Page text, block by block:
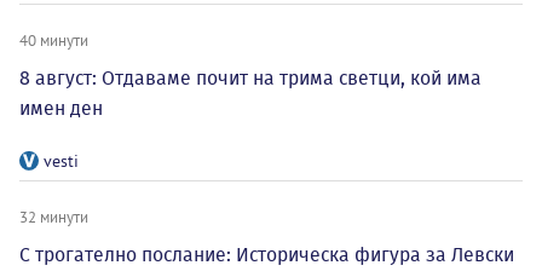
40 минути
8 август: Отдаваме почит на трима светци, кой има
имен ден
vesti
32 минути
С трогателно послание: Историческа фигура за Левски